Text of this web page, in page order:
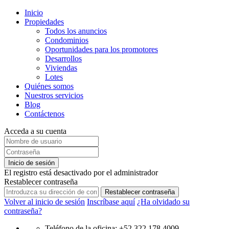
Inicio
Propiedades
Todos los anuncios
Condominios
Oportunidades para los promotores
Desarrollos
Viviendas
Lotes
Quiénes somos
Nuestros servicios
Blog
Contáctenos
Acceda a su cuenta
Inicio de sesión
El registro está desactivado por el administrador
Restablecer contraseña
Restablecer contraseña
Volver al inicio de sesión Inscríbase aquí ¿Ha olvidado su
contraseña?